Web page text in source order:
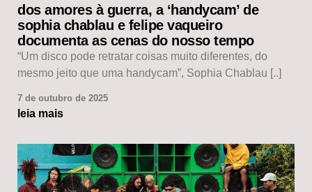
dos amores à guerra, a ‘handycam’ de
sophia chablau e felipe vaqueiro
documenta as cenas do nosso tempo
“Um disco pode retratar coisas muito diferentes, do
mesmo jeito que uma handycam”, Sophia Chablau [..]
7 de outubro de 2025
leia mais